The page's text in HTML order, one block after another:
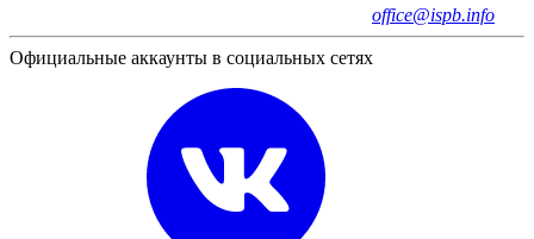
office@ispb.info
Официальные аккаунты в социальных сетях